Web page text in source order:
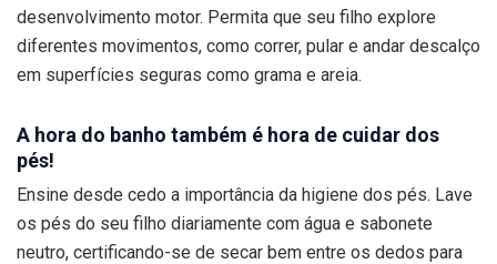
desenvolvimento motor. Permita que seu filho explore
diferentes movimentos, como correr, pular e andar descalço
em superfícies seguras como grama e areia.
A hora do banho também é hora de cuidar dos
pés!
Ensine desde cedo a importância da higiene dos pés. Lave
os pés do seu filho diariamente com água e sabonete
neutro, certificando-se de secar bem entre os dedos para